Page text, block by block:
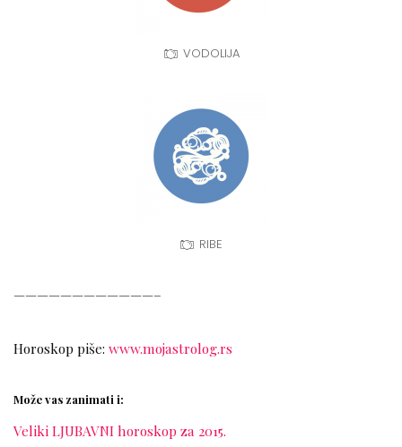
VODOLIJA
RIBE
————————————–
Horoskop piše: www.mojastrolog.rs
Može vas zanimati i:
Veliki LJUBAVNI horoskop za 2015.